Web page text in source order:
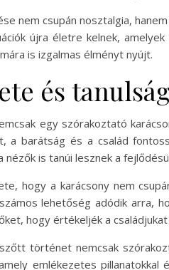
nem csupán nosztalgia,
újra életre kelnek,
is izgalmas élményt nyújt.
és
egy szórakoztató
a barátság és a család
nézők is tanúi lesznek a
hogy a karácsony nem
lehetőség adódik arra,
hogy értékeljék a
történet nemcsak
emlékezetes